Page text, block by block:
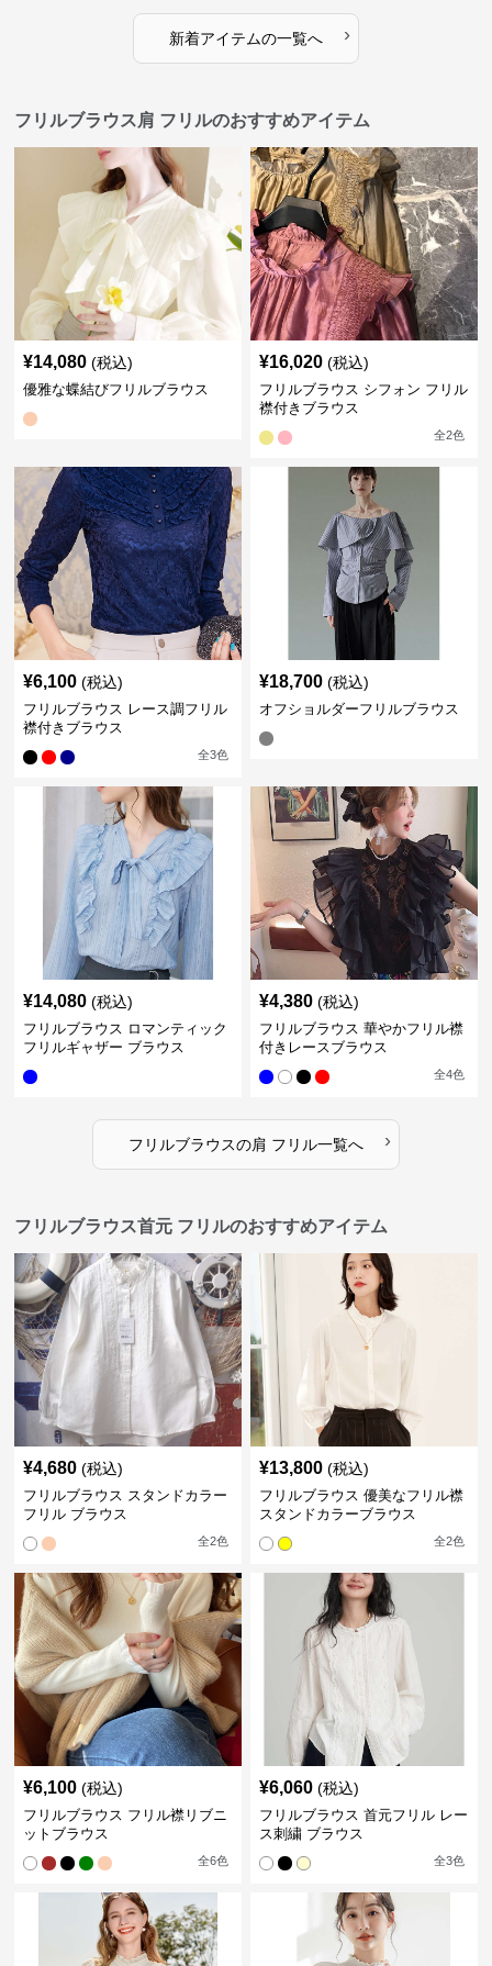
新着アイテムの一覧へ ›
フリルブラウス肩 フリルのおすすめアイテム
¥14,080 (税込)
優雅な蝶結びフリルブラウス
¥16,020 (税込)
フリルブラウス シフォン フリル
襟付きブラウス
全2色
¥6,100 (税込)
フリルブラウス レース調フリル
襟付きブラウス
全3色
¥18,700 (税込)
オフショルダーフリルブラウス
¥14,080 (税込)
フリルブラウス ロマンティック
フリルギャザー ブラウス
¥4,380 (税込)
フリルブラウス 華やかフリル襟
付きレースブラウス
全4色
フリルブラウスの肩 フリル一覧へ ›
フリルブラウス首元 フリルのおすすめアイテム
¥4,680 (税込)
フリルブラウス スタンドカラー
フリル ブラウス
全2色
¥13,800 (税込)
フリルブラウス 優美なフリル襟
スタンドカラーブラウス
全2色
¥6,100 (税込)
フリルブラウス フリル襟リブニ
ットブラウス
全6色
¥6,060 (税込)
フリルブラウス 首元フリル レー
ス刺繍 ブラウス
全3色